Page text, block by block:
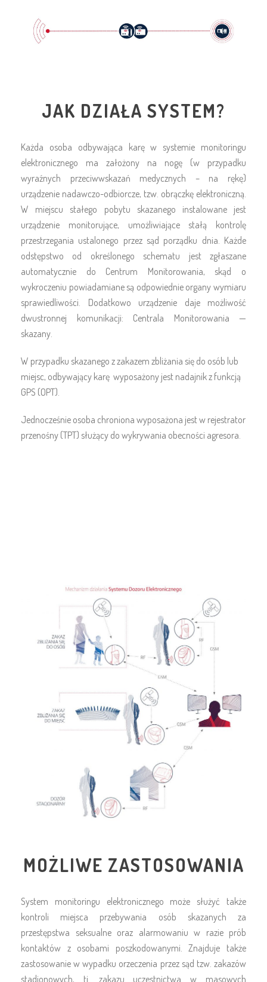
JAK DZIAŁA SYSTEM?
Każda osoba odbywająca karę w systemie monitoringu
elektronicznego ma założony na nogę (w przypadku
wyraźnych przeciwwskazań medycznych – na rękę)
urządzenie nadawczo-odbiorcze, tzw. obrączkę elektroniczną.
W miejscu stałego pobytu skazanego instalowane jest
urządzenie monitorujące, umożliwiające stałą kontrolę
przestrzegania ustalonego przez sąd porządku dnia. Każde
odstępstwo od określonego schematu jest zgłaszane
automatycznie do Centrum Monitorowania, skąd o
wykroczeniu powiadamiane są odpowiednie organy wymiaru
sprawiedliwości. Dodatkowo urządzenie daje możliwość
dwustronnej komunikacji: Centrala Monitorowania —
skazany.
W przypadku skazanego z zakazem zbliżania się do osób lub
miejsc, odbywający karę wyposażony jest nadajnik z funkcją
GPS (OPT).
Jednocześnie osoba chroniona wyposażona jest w rejestrator
przenośny (TPT) służący do wykrywania obecności agresora.
MOŻLIWE ZASTOSOWANIA
System monitoringu elektronicznego może służyć także
kontroli miejsca przebywania osób skazanych za
przestępstwa seksualne oraz alarmowaniu w razie prób
kontaktów z osobami poszkodowanymi. Znajduje także
zastosowanie w wypadku orzeczenia przez sąd tzw. zakazów
stadionowych, tj. zakazu uczestnictwa w masowych